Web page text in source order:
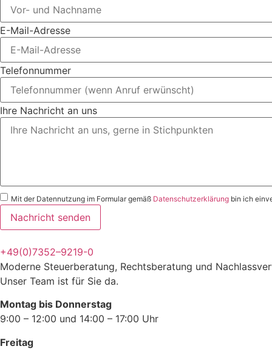
E-Mail-Adresse
Telefonnummer
Ihre Nachricht an uns
Mit der Datennutzung im Formular gemäß Datenschutzerklärung bin ich
Nachricht senden
+49(0)7352–9219-0
Moderne Steuerberatung, Rechtsberatung und
Unser Team ist für Sie da.
Montag bis Donnerstag
9:00 – 12:00 und 14:00 – 17:00 Uhr
Freitag